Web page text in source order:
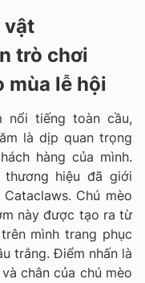
vật
trò chơi
mùa lễ hội
nổi tiếng toàn cầu,
là dịp quan trọng
hàng của mình.
thương hiệu đã giới
Chú mèo
này được tạo ra từ
mình trang phục
trắng. Điểm nhấn là
chân của chú mèo